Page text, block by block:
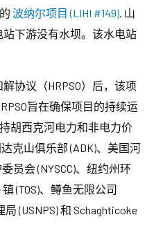
波纳尔项目 (LIHI #149). 山
下游没有水坝。该水电站
协议（HRPSO）后，该项
旨在确保项目的持续运
胡西克河电力和非电力价
克山俱乐部 (ADK)、美国河
员会 (NYSCC)、纽约州环
(TOS)、鳟鱼无限公司
(USNPS) 和 Schaghticoke